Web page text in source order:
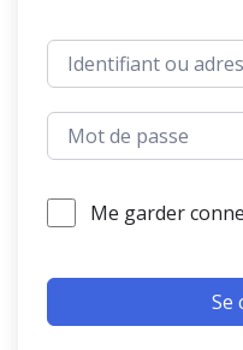
Me garder
Se